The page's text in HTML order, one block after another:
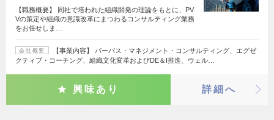
【職務概要】 同社で培われた組織開発の理論をもとに、PV
Vの策定や組織の意識改革にまつわるコンサルティング業務
をお任せしま…
会社概要
【事業内容】 パーパス・マネジメント・コンサルティング、エグゼ
クティブ・コーチング、組織文化変革およびDE＆I推進、ウェル…
興味あり 詳細へ